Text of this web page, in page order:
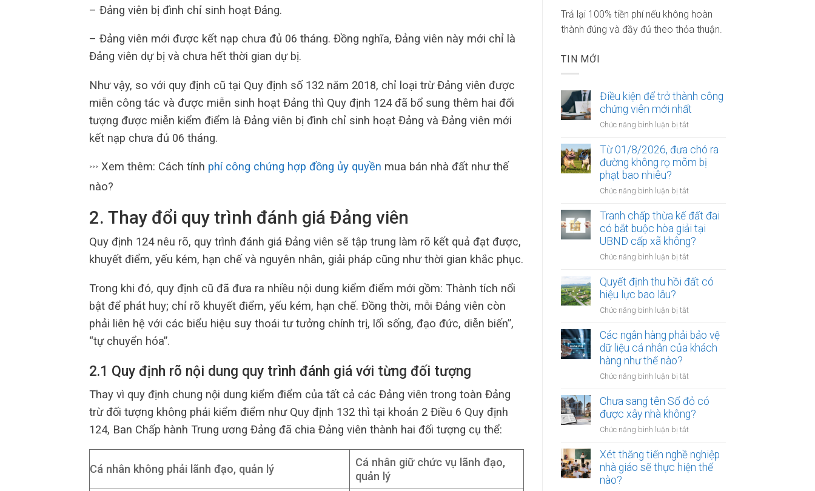
– Đảng viên bị đình chỉ sinh hoạt Đảng.
– Đảng viên mới được kết nạp chưa đủ 06 tháng. Đồng nghĩa, Đảng viên này mới chỉ là
Đảng viên dự bị và chưa hết thời gian dự bị.
Như vậy, so với quy định cũ tại Quy định số 132 năm 2018, chỉ loại trừ Đảng viên được
miễn công tác và được miễn sinh hoạt Đảng thì Quy định 124 đã bổ sung thêm hai đối
tượng được miễn kiểm điểm là Đảng viên bị đình chỉ sinh hoạt Đảng và Đảng viên mới
kết nạp chưa đủ 06 tháng.
>>> Xem thêm: Cách tính phí công chứng hợp đồng ủy quyền mua bán nhà đất như thế
nào?
2. Thay đổi quy trình đánh giá Đảng viên
Quy định 124 nêu rõ, quy trình đánh giá Đảng viên sẽ tập trung làm rõ kết quả đạt được,
khuyết điểm, yếu kém, hạn chế và nguyên nhân, giải pháp cũng như thời gian khắc phục.
Trong khi đó, quy định cũ đã đưa ra nhiều nội dung kiểm điểm mới gồm: Thành tích nổi
bật để phát huy; chỉ rõ khuyết điểm, yếu kém, hạn chế. Đồng thời, mỗi Đảng viên còn
phải liên hệ với các biểu hiệu suy thoái tư tưởng chính trị, lối sống, đạo đức, diễn biến”,
“tự chuyển hóa”.
2.1 Quy định rõ nội dung quy trình đánh giá với từng đối tượng
Thay vì quy định chung nội dung kiểm điểm của tất cả các Đảng viên trong toàn Đảng
trừ đối tượng không phải kiểm điểm như Quy định 132 thì tại khoản 2 Điều 6 Quy định
124, Ban Chấp hành Trung ương Đảng đã chia Đảng viên thành hai đối tượng cụ thể:
Cá nhân không phải lãnh đạo, quản lý
Cá nhân giữ chức vụ lãnh đạo,
quản lý
Trả lại 100% tiền phí nếu không hoàn
thành đúng và đầy đủ theo thỏa thuận.
TIN MỚI
Điều kiện để trở thành công
chứng viên mới nhất
Chức năng bình luận bị tắt
kiện
để
công
viên
mới
nhất
Từ 01/8/2026, đưa chó ra
đường không rọ mõm bị
phạt bao nhiêu?
Chức năng bình luận bị tắt
01/8/2026,
đưa
chó
ra
đường
rọ
bao
nhiêu?
Tranh chấp thừa kế đất đai
có bắt buộc hòa giải tại
UBND cấp xã không?
Chức năng bình luận bị tắt
chấp
đất
có
bắt
tại
UBND
cấp
Quyết định thu hồi đất có
hiệu lực bao lâu?
Chức năng bình luận bị tắt
định
thu
có
lực
bao
Các ngân hàng phải bảo vệ
dữ liệu cá nhân của khách
hàng như thế nào?
Chức năng bình luận bị tắt
ngân
hàng
phải
bảo
dữ
liệu
Chưa sang tên Sổ đỏ có
được xây nhà không?
Chức năng bình luận bị tắt
sang
tên
Sổ
Xét thăng tiến nghề nghiệp
nhà giáo sẽ thực hiện thế
nào?